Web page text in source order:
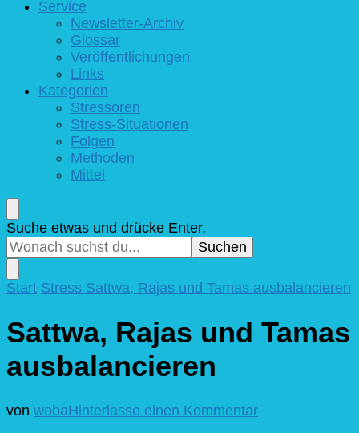
Service
Newsletter-Archiv
Glossar
Veröffentlichungen
Links
Kategorien
Stressoren
Stress-Situationen
Folgen
Methoden
Mittel
Suchst
du
nach
etwas?
Suche etwas und drücke Enter.
Start Stress Sattwa, Rajas und Tamas ausbalancieren
Sattwa, Rajas und Tamas
ausbalancieren
von wobaHinterlasse einen Kommentarzu